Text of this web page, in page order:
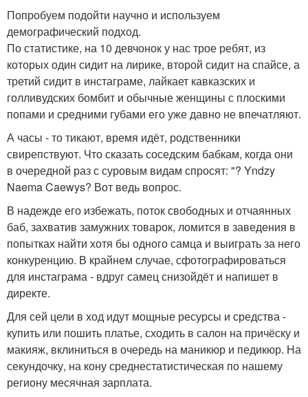
Попробуем подойти научно и используем
демографический подход.
По статистике, на 10 девчонок у нас трое ребят, из
которых один сидит на лирике, второй сидит на спайсе, а
третий сидит в инстаграме, лайкает кавказских и
голливудских бомбит и обычные женщины с плоскими
попами и средними губами его уже давно не впечатляют.
А часы - то тикают, время идёт, родственники
свирепствуют. Что сказать соседским бабкам, когда они
в очередной раз с суровым видам спросят: "? Yndzy
Naema Caewys? Вот ведь вопрос.
В надежде его избежать, поток свободных и отчаянных
баб, захватив замужних товарок, ломится в заведения в
попытках найти хотя бы одного самца и выиграть за него
конкуренцию. В крайнем случае, сфотографироваться
для инстаграма - вдруг самец снизойдёт и напишет в
директе.
Для сей цели в ход идут мощные ресурсы и средства -
купить или пошить платье, сходить в салон на причёску и
макияж, вклиниться в очередь на маникюр и педикюр. На
секундочку, на кону среднестатистическая по нашему
региону месячная зарплата.